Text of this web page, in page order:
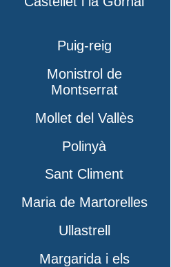
Puig-reig
Monistrol de
Montserrat
Mollet del Vallès
Polinyà
Sant Climent
Maria de Martorelles
Ullastrell
Margarida i els